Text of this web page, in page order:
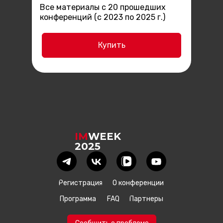
Купить
Все материалы с 20 прошедших
конференций (с 2023 по 2025 г.)
IMWEEK
2025
Партнеры
FAQ
О конференции
Регистрация
Программа